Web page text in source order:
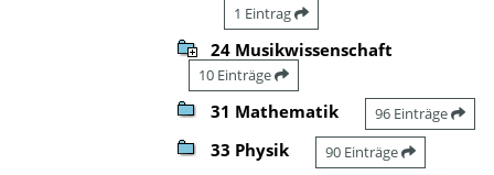
1 Eintrag
24 Musikwissenschaft
10 Einträge
31 Mathematik 96 Einträge
33 Physik 90 Einträge